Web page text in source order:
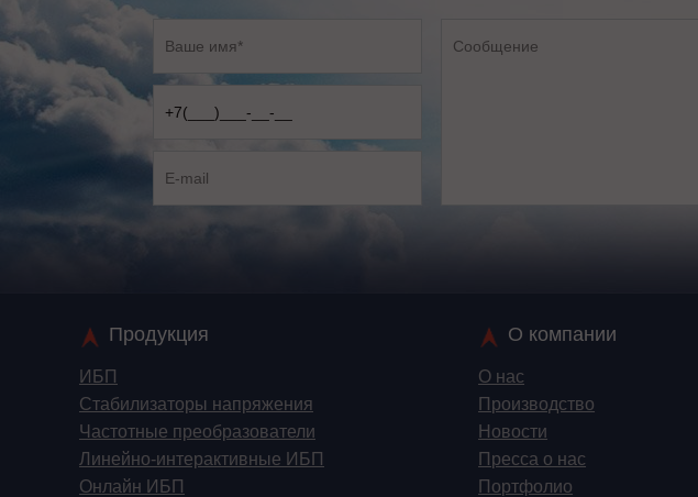
Продукция
ИБП
Стабилизаторы напряжения
Частотные преобразователи
Линейно-интерактивные ИБП
Онлайн ИБП
О компании
О нас
Производство
Новости
Пресса о нас
Портфолио